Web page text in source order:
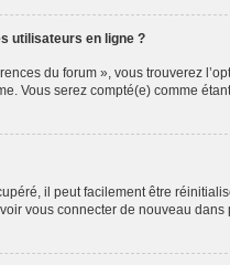
utilisateurs en ligne ?
du forum », vous trouverez
Vous serez compté(e) comme
il peut facilement être
vous connecter de nouveau dans